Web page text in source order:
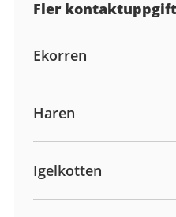
Fler
Ekorren
Haren
Igelkotten